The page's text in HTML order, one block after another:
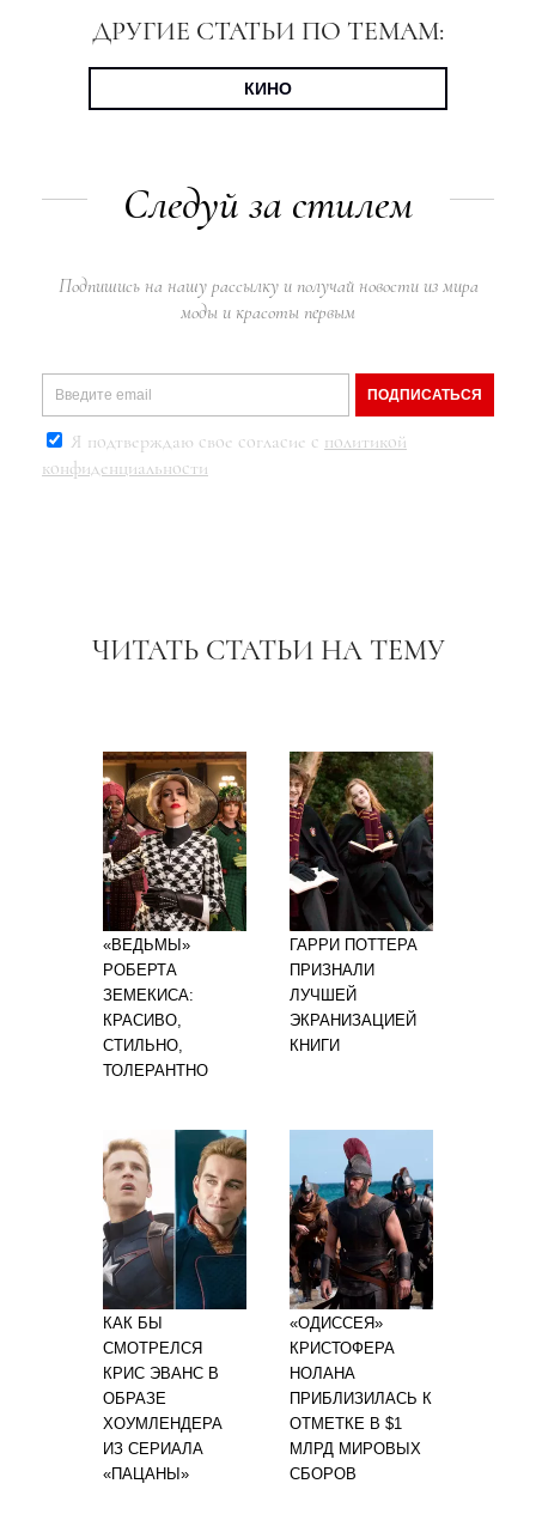
ДРУГИЕ СТАТЬИ ПО ТЕМАМ:
КИНО
Следуй за стилем
Подпишись на нашу рассылку и получай новости из мира
моды и красоты первым
ПОДПИСАТЬСЯ
Я подтверждаю свое согласие с политикой
конфиденциальности
ЧИТАТЬ СТАТЬИ НА ТЕМУ
«ВЕДЬМЫ»
РОБЕРТА
ЗЕМЕКИСА:
КРАСИВО,
СТИЛЬНО,
ТОЛЕРАНТНО
ГАРРИ ПОТТЕРА
ПРИЗНАЛИ
ЛУЧШЕЙ
ЭКРАНИЗАЦИЕЙ
КНИГИ
КАК БЫ
СМОТРЕЛСЯ
КРИС ЭВАНС В
ОБРАЗЕ
ХОУМЛЕНДЕРА
ИЗ СЕРИАЛА
«ПАЦАНЫ»
«ОДИССЕЯ»
КРИСТОФЕРА
НОЛАНА
ПРИБЛИЗИЛАСЬ К
ОТМЕТКЕ В $1
МЛРД МИРОВЫХ
СБОРОВ